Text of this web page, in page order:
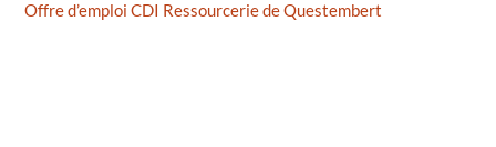
Offre d’emploi CDI Ressourcerie de Questembert